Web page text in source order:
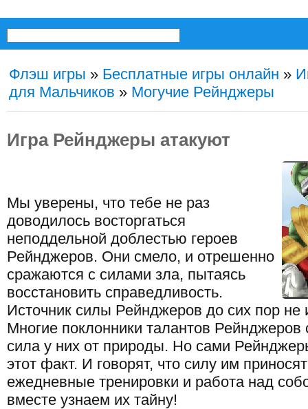
Флэш игры » Бесплатные игры онлайн »
для Мальчиков » Могучие Рейнджеры
Игра Рейнджеры атакуют
Мы уверены, что тебе не раз
доводилось восторгаться
неподдельной доблестью героев
Рейнджеров. Они смело, и отрешенно
сражаются с силами зла, пытаясь
восстановить справедливость.
Источник силы Рейнджеров до сих пор не
Многие поклонники талантов Рейнджеров
сила у них от природы. Но сами
этот факт. И говорят, что силу им
ежедневные тренировки и работа над
вместе узнаем их тайну!